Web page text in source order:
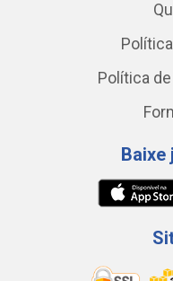
Política
Baixe